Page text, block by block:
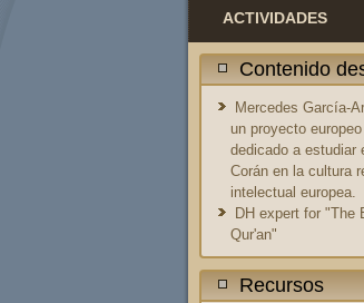
ACTIVIDADES
Contenido
Mercedes García-
un proyecto
dedicado a estudiar
Corán en la cultura
intelectual europea.
DH expert for "The
Qur'an"
Recursos